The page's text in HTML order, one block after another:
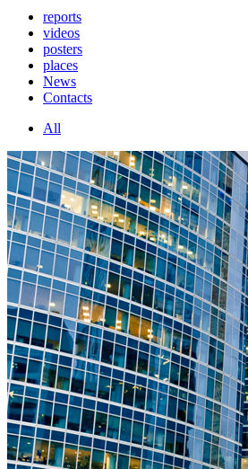
reports
videos
posters
places
News
Contacts
All